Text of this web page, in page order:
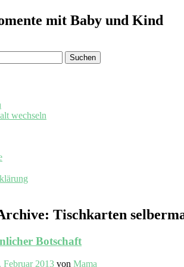
mit Baby und Kind
wechseln
Tischkarten
Botschaft
Februar 2013 von Mama